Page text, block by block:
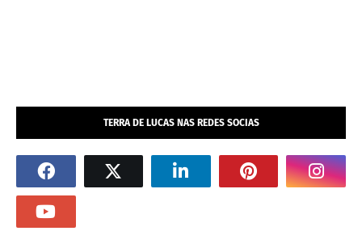
TERRA DE LUCAS NAS REDES SOCIAS